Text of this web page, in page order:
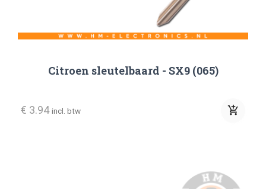
Citroen sleutelbaard - SX9 (065)
€ 3.94incl. btw add_shopping_cart